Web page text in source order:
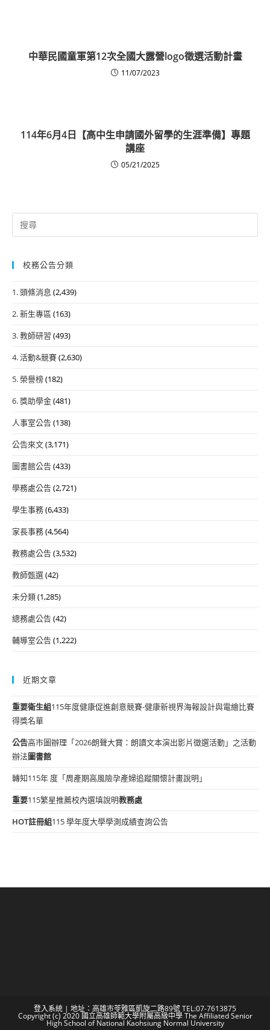
中華民國童軍第12次全國大露營logo徵選活動計畫
11/07/2023
114年6月4日【高中生申請國外留學的生涯準備】專題
講座
05/21/2025
Search
for:
校務公告分類
1. 頭條消息 (2,439)
2. 新生專區 (163)
3. 教師研習 (493)
4. 活動&競賽(2,630)
5. 榮譽榜(182)
6. 獎助學金(481)
人事室公告(138)
公告來文(3,171)
圖書館公告(433)
學務處公告(2,721)
學生事務(6,433)
家長事務(4,564)
教務處公告(3,532)
教師甄選(42)
未分類(1,285)
總務處公告(42)
輔導室公告(1,222)
近期文章
重要衛生組115年度健康促進創意競賽-健康新視界海報設計與電繪比賽
得獎名單
公告高市圖辦理「2026朗聲大賞：朗讀文本演出影片徵選活動」之活動
辦法圖書館
轉知115年 度「周產期高風險孕產婦追蹤關懷計畫說明」
重要115繁星推薦校內選填說明教務處
HOT註冊組115 學年度大學學測成績查詢公告
登入系統 | 地址：高雄市苓雅區凱旋二路89號 TEL:07-7613875
Copyright (c) 2020 國立高雄師範大學附屬高級中學 The Affiliated Senior
High School of National Kaohsiung Normal University